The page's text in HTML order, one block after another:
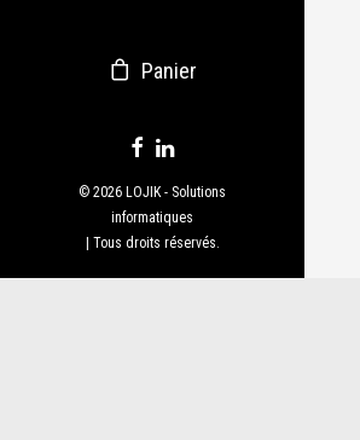
Panier
© 2026 LOJIK - Solutions
informatiques
| Tous droits réservés.